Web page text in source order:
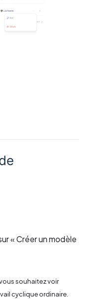
« Créer un modèle
souhaitez voir
cyclique ordinaire.